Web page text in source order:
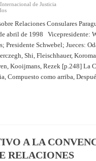
de Justicia
en
RELATIVO
A
LA
DE
VIENA
SOBRE
RELACIONES
CONSULARES
(EL
PARAGUAY
Providencia
Relaciones Consulares
abril de 1998 Vicepresidente:
Presidente Schwebel; Jueces:
Shi, Fleischhauer,
Kooijmans, Rezek [p.248] La
Compuesto como arriba,
A LA
RELACIONES